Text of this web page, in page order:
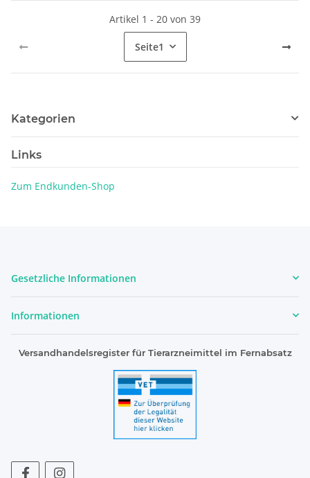
Artikel 1 - 20 von 39
Seite1
Kategorien
Links
Zum Endkunden-Shop
Gesetzliche Informationen
Informationen
Versandhandelsregister für Tierarzneimittel im Fernabsatz